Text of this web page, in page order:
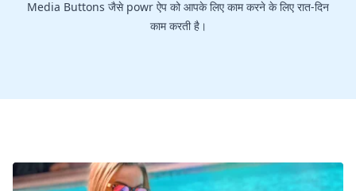
Media Buttons जैसे powr ऐप को आपके लिए काम करने के लिए रात-दिन
काम करती है।